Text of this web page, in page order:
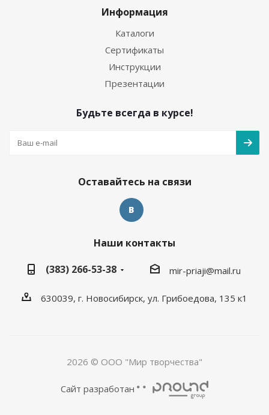
Информация
Каталоги
Сертификаты
Инструкции
Презентации
Будьте всегда в курсе!
Оставайтесь на связи
Наши контакты
(383) 266-53-38
mir-priaji@mail.ru
630039, г. Новосибирск, ул. Грибоедова, 135 к1
2026 © ООО "Мир творчества"
Сайт разработан